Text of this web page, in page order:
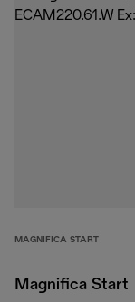
MAGNIFICA START
Magnifica Start